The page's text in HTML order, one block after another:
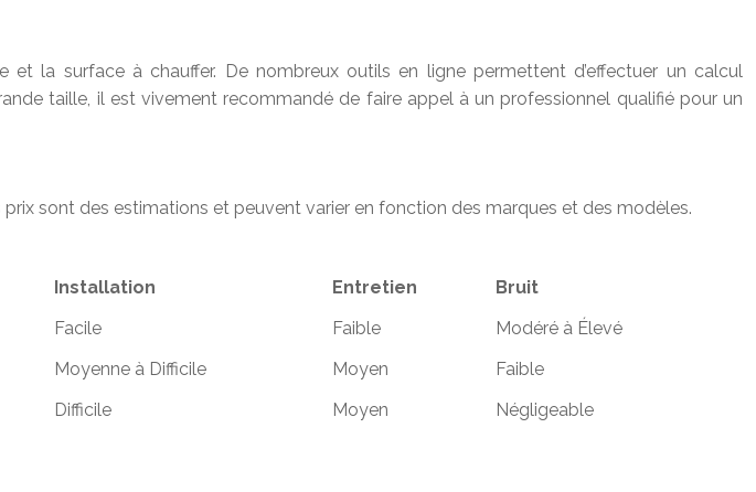
la surface à chauffer. De nombreux outils en ligne permettent d’effectuer un calcul
taille, il est vivement recommandé de faire appel à un professionnel qualifié pour un
sont des estimations et peuvent varier en fonction des marques et des modèles.
Installation Entretien
Bruit
Facile Faible
Modéré à Élevé
Moyenne à Difficile Moyen
Faible
Difficile Moyen Négligeable